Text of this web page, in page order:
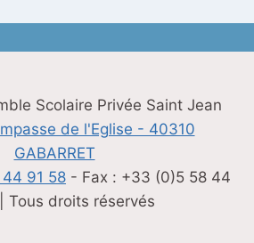
Scolaire Privée Saint Jean
de l'Eglise - 40310
GABARRET
91 58 - Fax : +33 (0)5 58 44
Tous droits réservés